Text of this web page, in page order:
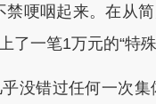
哽咽起来。在从
一笔1万元的“特殊
错过任何一次集